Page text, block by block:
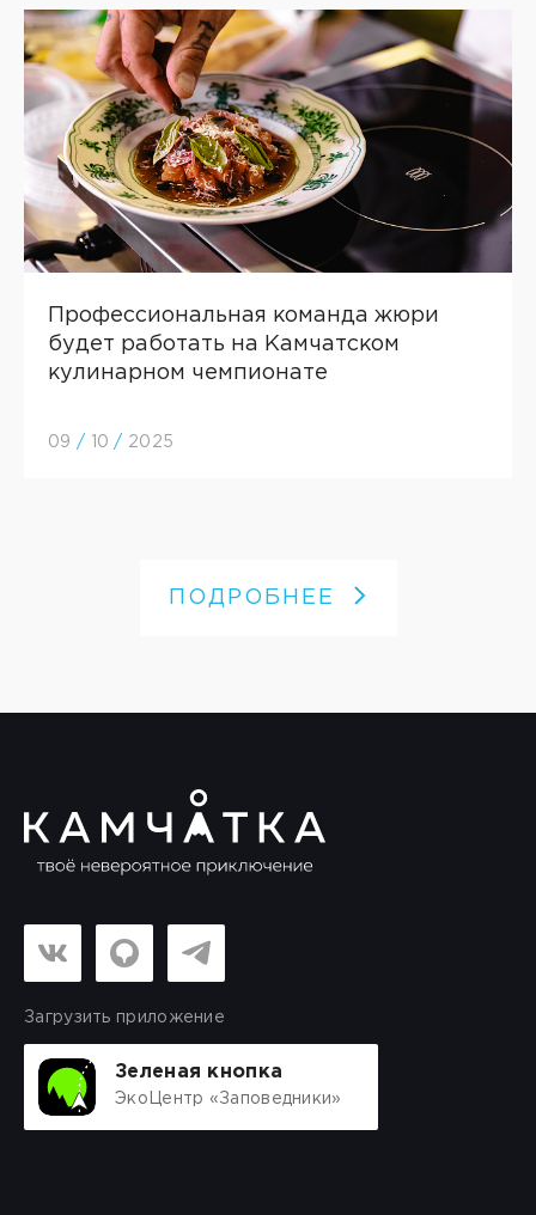
Профессиональная команда жюри
будет работать на Камчатском
кулинарном чемпионате
09 / 10 / 2025
ПОДРОБНЕЕ
Загрузить приложение
Зеленая кнопка
ЭкоЦентр «Заповедники»